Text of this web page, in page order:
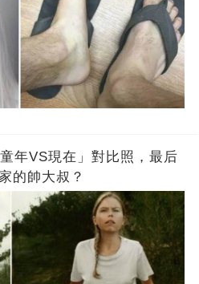
年VS現在」對比照，最后
的帥大叔？